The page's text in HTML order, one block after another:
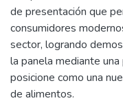
de presentación que
consumidores
sector, logrando
la panela mediante
posicione como una
de alimentos.